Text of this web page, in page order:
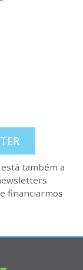
também a
financiarmos